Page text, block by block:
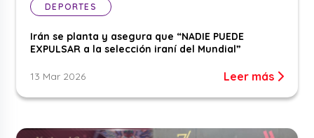
DEPORTES
Irán se planta y asegura que “NADIE PUEDE
EXPULSAR a la selección iraní del Mundial”
13 Mar 2026 Leer más